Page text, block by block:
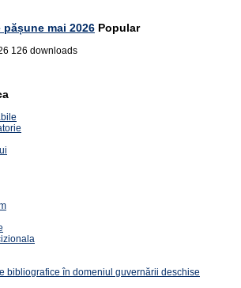
mai 2026 Popular
126 downloads
bibliografice în domeniul guvernării deschise